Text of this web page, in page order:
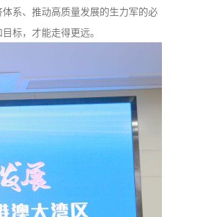
系、推动高质量发展的生力军的必
标，才能走得更远。